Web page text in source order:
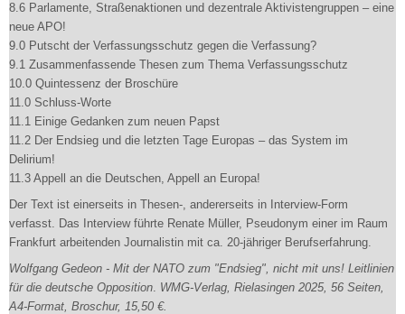
8.6 Parlamente, Straßenaktionen und dezentrale Aktivistengruppen – eine
neue APO!
9.0 Putscht der Verfassungsschutz gegen die Verfassung?
9.1 Zusammenfassende Thesen zum Thema Verfassungsschutz
10.0 Quintessenz der Broschüre
11.0 Schluss-Worte
11.1 Einige Gedanken zum neuen Papst
11.2 Der Endsieg und die letzten Tage Europas – das System im
Delirium!
11.3 Appell an die Deutschen, Appell an Europa!
Der Text ist einerseits in Thesen-, andererseits in Interview-Form
verfasst. Das Interview führte Renate Müller, Pseudonym einer im Raum
Frankfurt arbeitenden Journalistin mit ca. 20-jähriger Berufserfahrung.
Wolfgang Gedeon - Mit der NATO zum "Endsieg", nicht mit uns! Leitlinien
für die deutsche Opposition. WMG-Verlag, Rielasingen 2025, 56 Seiten,
A4-Format, Broschur, 15,50 €.